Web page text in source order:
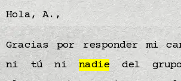
Hola, A.,
Gracias por responder mi
ni tú ninadiedel grupo